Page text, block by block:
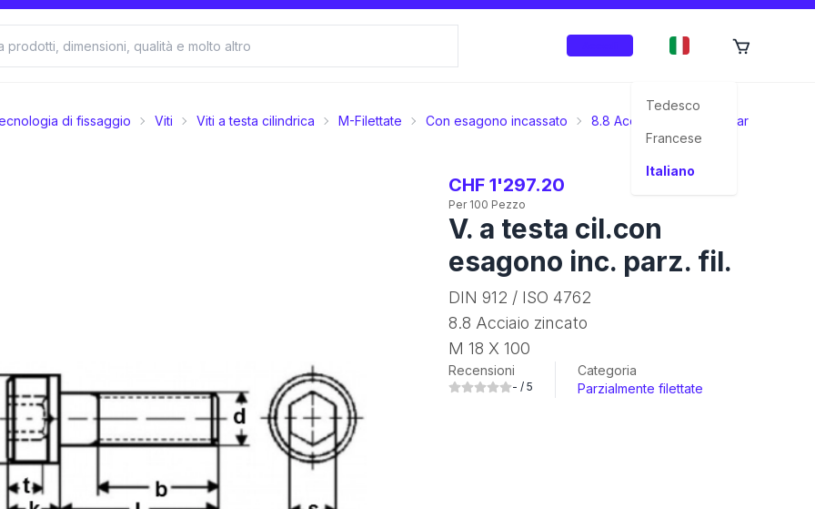
Tedesco
Francese
Italiano
di fissaggio Viti Viti a testa cilindrica M-Filettate Con esagono incassato 8.8 Acciaio zincato Parzialmente
CHF 1'297.20
Per 100 Pezzo
V. a testa cil.con
esagono inc. parz. fil.
DIN 912 / ISO 4762
8.8 Acciaio zincato
M 18 X 100
Recensioni
- / 5
Categoria
Parzialmente filettate